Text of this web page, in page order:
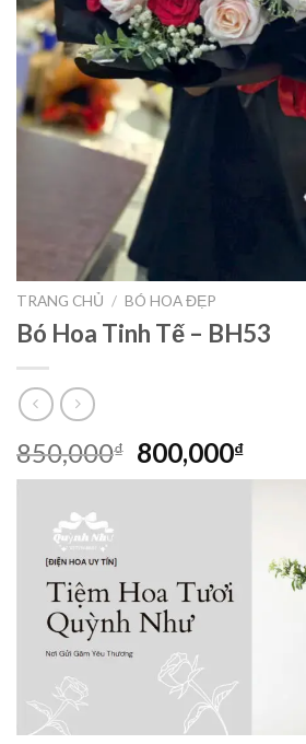
TRANG CHỦ / BÓ HOA ĐẸP
Bó Hoa Tinh Tế – BH53
850,000₫ Giá
gốc
800,000₫Giá
hiện